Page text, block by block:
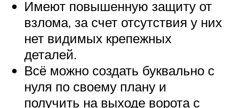
Имеют повышенную защиту от
взлома, за счет отсутствия у них
нет видимых крепежных
деталей.
Всё можно создать буквально с
нуля по своему плану и
получить на выходе ворота с